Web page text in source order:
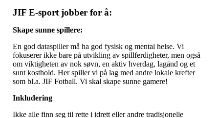
JIF E-sport jobber for å:
Skape sunne spillere:
En god dataspiller må ha god fysisk og mental helse. Vi
fokuserer ikke bare på utvikling av spillferdigheter, men også
om viktigheten av nok søvn, en aktiv hverdag, lagånd og et
sunt kosthold. Her spiller vi på lag med andre lokale krefter
som bl.a. JIF Fotball. Vi skal skape sunne gamere!
Inkludering
Ikke alle finn seg til rette i idrett eller andre tradisjonelle